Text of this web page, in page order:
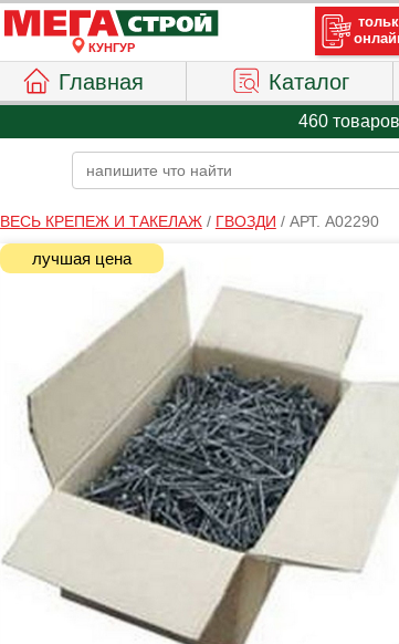
КУНГУР
Главная Каталог
460
ВЕСЬ КРЕПЕЖ И ТАКЕЛАЖ/ ГВОЗДИ / АРТ. A02290